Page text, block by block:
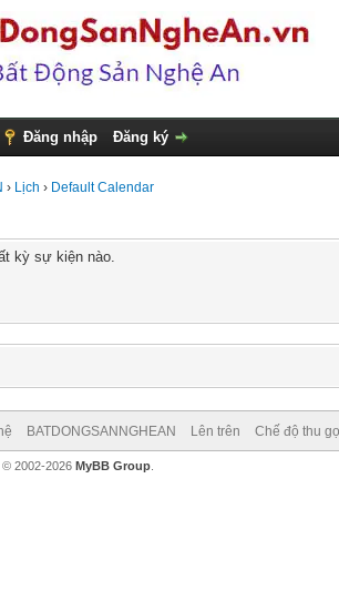
Đăng nhập Đăng ký
› Lịch › Default Calendar
kỳ sự kiện nào.
BATDONGSANNGHEAN Lên trên Chế độ thu
, © 2002-2026 MyBB Group